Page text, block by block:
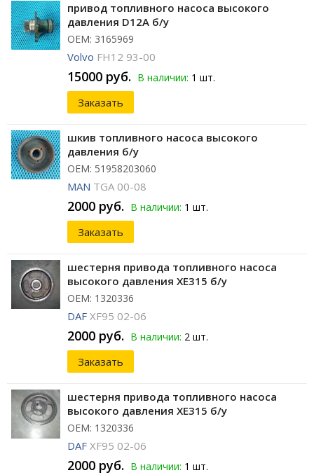
привод топливного насоса высокого
давления D12A б/у
ОЕМ: 3165969
Volvo FH12 93-00
15000 руб. В наличии: 1 шт.
Заказать
шкив топливного насоса высокого
давления б/у
ОЕМ: 51958203060
MAN TGA 00-08
2000 руб. В наличии: 1 шт.
Заказать
шестерня привода топливного насоса
высокого давления XE315 б/у
ОЕМ: 1320336
DAF XF95 02-06
2000 руб. В наличии: 2 шт.
Заказать
шестерня привода топливного насоса
высокого давления XE315 б/у
ОЕМ: 1320336
DAF XF95 02-06
2000 руб. В наличии: 1 шт.